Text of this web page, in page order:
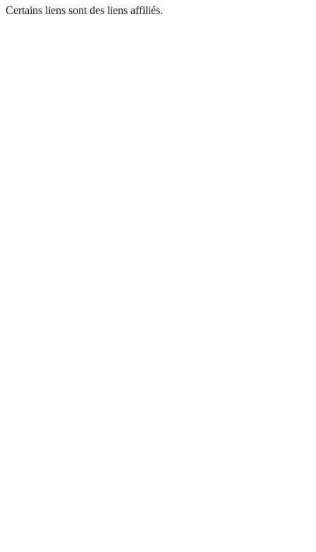
Certains liens sont des liens affiliés.